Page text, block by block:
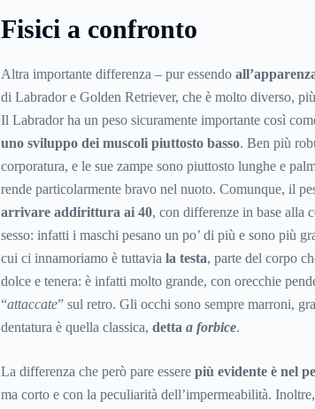
Fisici a confronto
Altra importante differenza – pur essendo
di Labrador e Golden Retriever, che è molto diverso,
Il Labrador ha un peso sicuramente importante così
uno sviluppo dei muscoli piuttosto basso. Ben più
corporatura, e le sue zampe sono piuttosto lunghe e
rende particolarmente bravo nel nuoto. Comunque, il
arrivare addirittura ai 40, con differenze in base alla
sesso: infatti i maschi pesano un po’ di più e sono più
cui ci innamoriamo è tuttavia la testa, parte del corpo
dolce e tenera: è infatti molto grande, con orecchie
“attaccate” sul retro. Gli occhi sono sempre marroni,
dentatura è quella classica, detta a forbice.
La differenza che però pare essere più evidente è nel
ma corto e con la peculiarità dell’impermeabilità.